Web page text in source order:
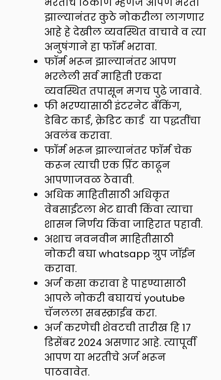
झाल्यानंतर कुठे नोकरीला लागणार
आहे हे देखील व्यवस्थित वाचावे व त्या
अनुषंगाने हा फॉर्म भरावा.
फॉर्म भरून झाल्यानंतर आपण
भरलेली सर्व माहिती एकदा
व्यवस्थित तपासून मगच पुढे जावावे.
फी भरण्यासाठी इंटरनेट बँकिंग,
डेबिट कार्ड, क्रेडिट कार्ड या पद्धतींचा
अवलंब करावा.
फॉर्म भरून झाल्यानंतर फॉर्म चेक
करून त्याची एक प्रिंट काढून
आपणाजवळ ठेवावी.
अधिक माहितीसाठी अधिकृत
वेबसाईटला भेट द्यावी किंवा त्याचा
शासन निर्णय किंवा जाहिरात पहावी.
अशाच नवनवीन माहितीसाठी
नोकरी बघा whatsapp ग्रुप जॉईन
करावा.
अर्ज कसा करावा हे पाहण्यासाठी
आपले नोकरी बघायचं youtube
चॅनलला सबस्क्राईब करा.
अर्ज करणेची शेवटची तारीख हि 17
डिसेंबर 2024 असणार आहे. त्यापूर्वी
आपण या भरतीचे अर्ज भरून
पाठवावेत.